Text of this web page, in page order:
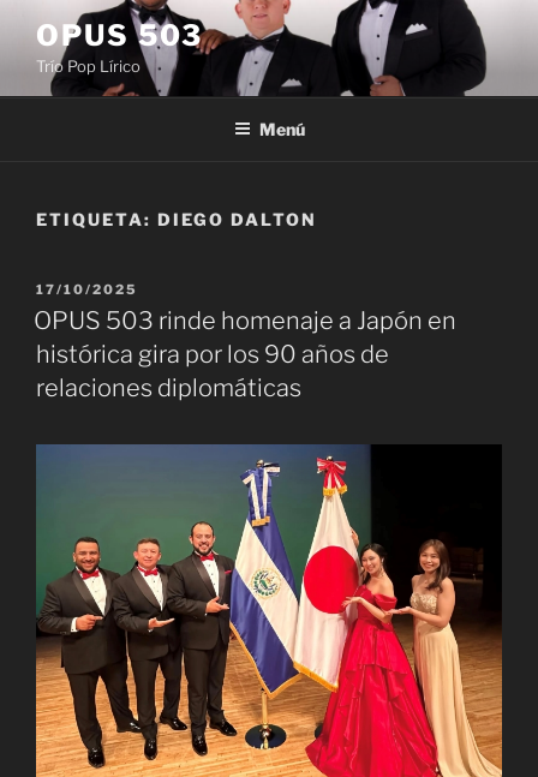
contenido
OPUS 503
Trío Pop Lírico
Menú
ETIQUETA: DIEGO DALTON
PUBLICADO
EL
17/10/2025
OPUS 503 rinde homenaje a Japón en
histórica gira por los 90 años de
relaciones diplomáticas